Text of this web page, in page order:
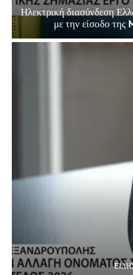
Ηλεκτρική διασύνδεση
με την είσοδο